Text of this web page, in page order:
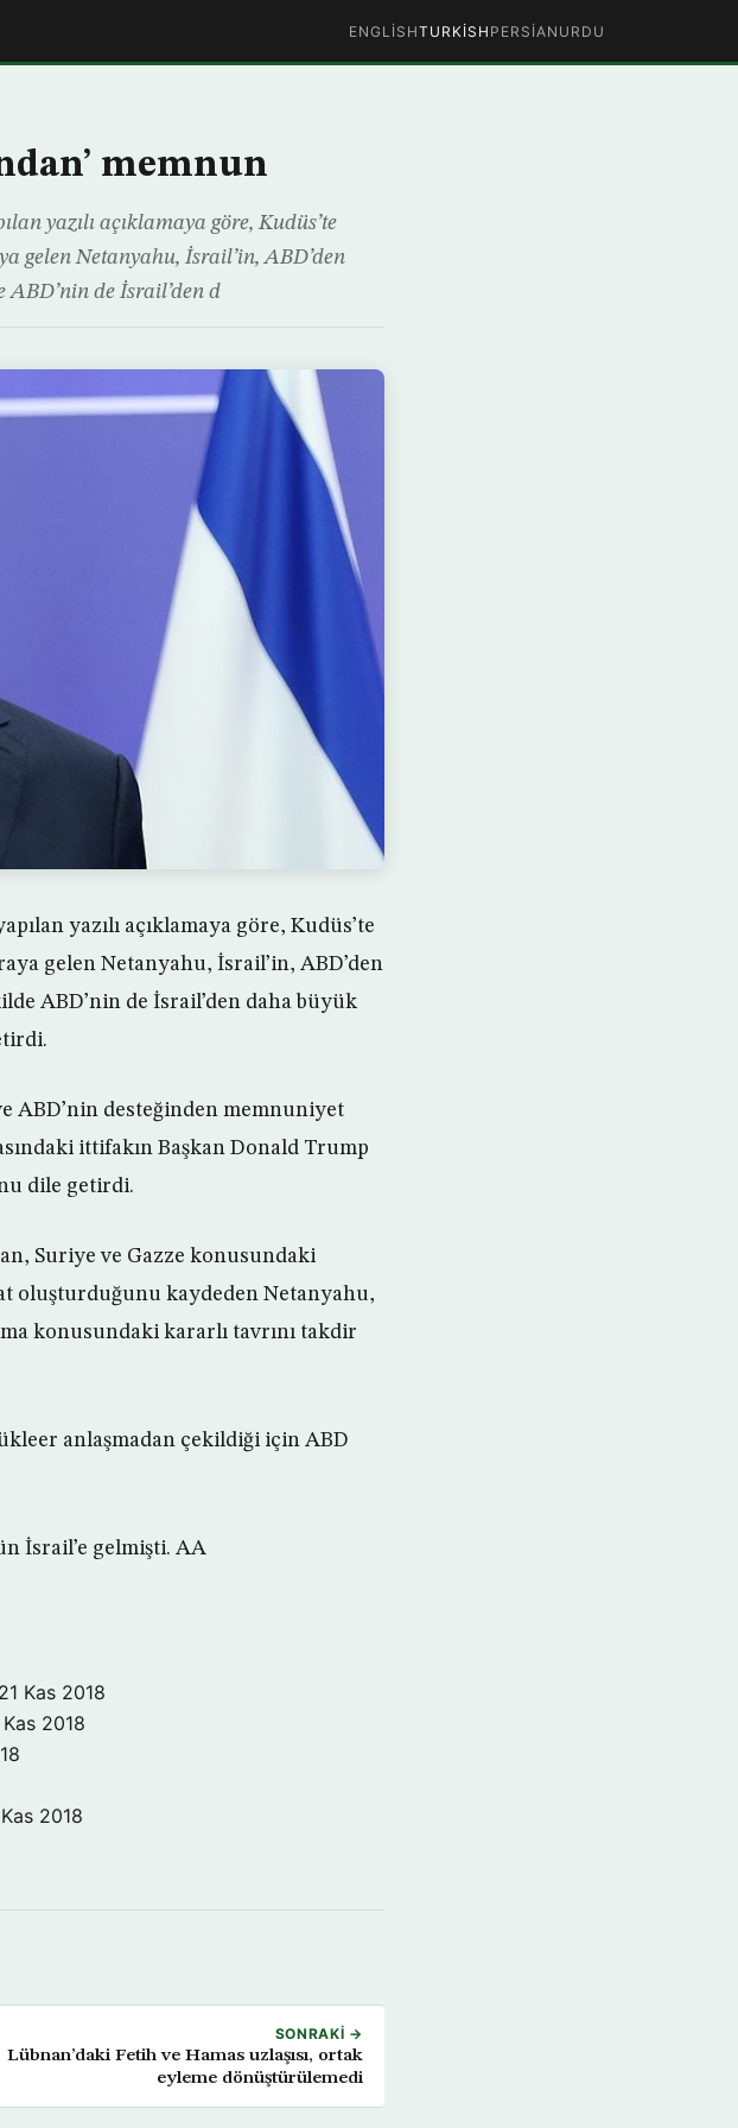
ENGLISHTURKISH PERSIAN URDU
memnun
yazılı açıklamaya göre, Kudüs’te
gelen Netanyahu, İsrail’in, ABD’den
ABD’nin de İsrail’den d
yazılı açıklamaya göre, Kudüs’te
gelen Netanyahu, İsrail’in, ABD’den
ABD’nin de İsrail’den daha büyük
ABD’nin desteğinden memnuniyet
ittifakın Başkan Donald Trump
dile getirdi.
Suriye ve Gazze konusundaki
oluşturduğunu kaydeden Netanyahu,
konusundaki kararlı tavrını takdir
anlaşmadan çekildiği için ABD
İsrail’e gelmişti. AA
21 Kas 2018
Kas 2018
2018
SONRAKI →
Lübnan’daki Fetih ve Hamas uzlaşısı, ortak
eyleme dönüştürülemedi